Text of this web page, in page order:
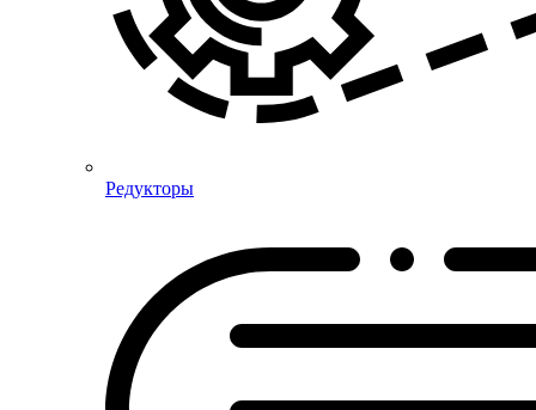
Редукторы